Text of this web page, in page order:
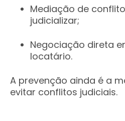
Mediação de
judicializar;
Negociação direta
locatário.
A prevenção ainda é a
evitar conflitos judiciais.